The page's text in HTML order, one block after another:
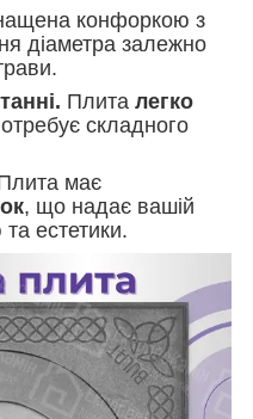
конфоркою з
діаметра залежно
Плита легко
складного
має
, що надає вашій
та естетики.